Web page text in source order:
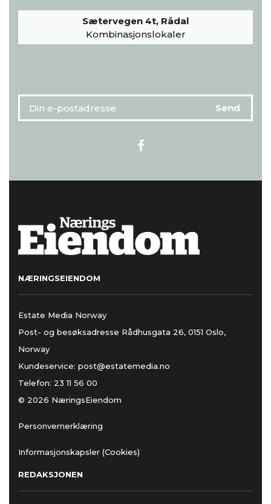
Sætervegen 4t, Rådal
Kombinasjonslokaler
NÆRINGSEIENDOM
Estate Media Norway
Post- og besøksadresse Rådhusgata 26, 0151 Oslo,
Norway
Kundeservice: post@estatemedia.no
Telefon: 23 11 56 00
© 2026 NæringsEiendom
Personvernerklæring
Informasjonskapsler (Cookies)
REDAKSJONEN